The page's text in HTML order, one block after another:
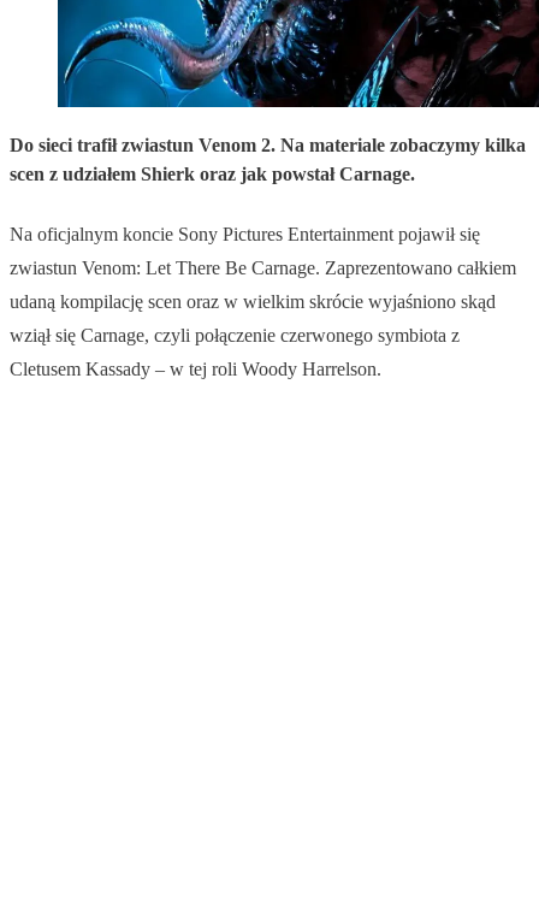
Do sieci trafił zwiastun Venom 2. Na materiale zobaczymy kilka
scen z udziałem Shierk oraz jak powstał Carnage.
Na oficjalnym koncie Sony Pictures Entertainment pojawił się
zwiastun Venom: Let There Be Carnage. Zaprezentowano całkiem
udaną kompilację scen oraz w wielkim skrócie wyjaśniono skąd
wziął się Carnage, czyli połączenie czerwonego symbiota z
Cletusem Kassady – w tej roli Woody Harrelson.